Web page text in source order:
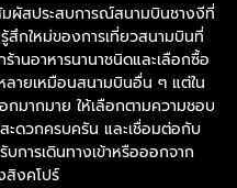
ผัสประสบการณ์สนามบินชางงีที่
สึกใหม่ของการเที่ยวสนามบินที่
านอาหารนานาชนิดและเลือกซื้อ
ลายเหมือนสนามบินอื่น ๆ แต่ใน
มากมาย ให้เลือกตามความชอบ
ดวกครบครัน และเชื่อมต่อกับ
การเดินทางเข้าหรือออกจาก
สิงคโปร์